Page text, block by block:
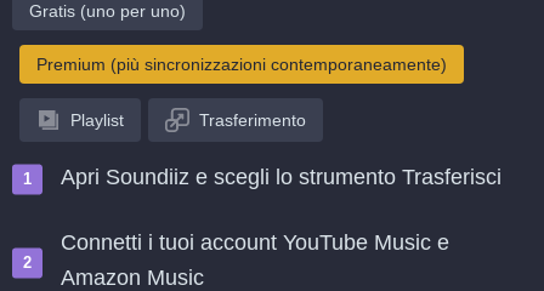
Gratis (uno per uno)
Premium (più sincronizzazioni contemporaneamente)
Playlist Trasferimento
Apri Soundiiz e scegli lo strumento Trasferisci
Connetti i tuoi account YouTube Music e
Amazon Music